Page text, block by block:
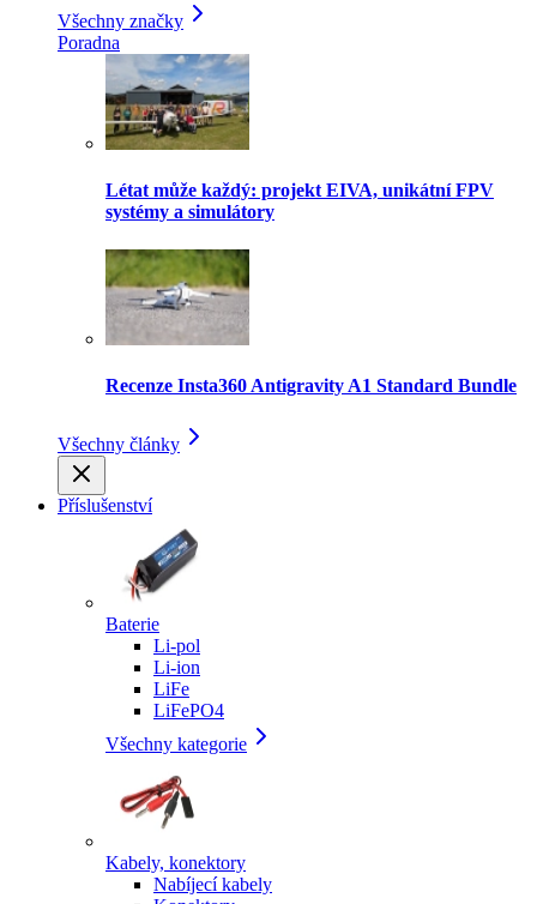
Všechny značky
Poradna
Létat může každý: projekt EIVA, unikátní FPV
systémy a simulátory
Recenze Insta360 Antigravity A1 Standard Bundle
Všechny články
Příslušenství
Baterie
Li-pol
Li-ion
LiFe
LiFePO4
Všechny kategorie
Kabely, konektory
Nabíjecí kabely